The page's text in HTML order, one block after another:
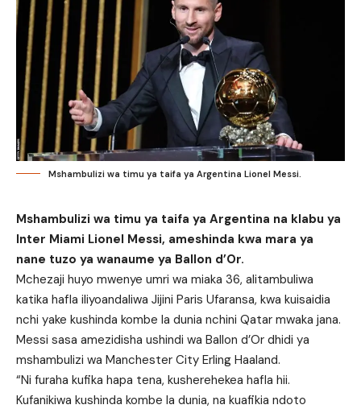
Mshambulizi wa timu ya taifa ya Argentina Lionel Messi.
Mshambulizi wa timu ya taifa ya Argentina na klabu ya
Inter Miami Lionel Messi, ameshinda kwa mara ya
nane tuzo ya wanaume ya Ballon d’Or.
Mchezaji huyo mwenye umri wa miaka 36, alitambuliwa
katika hafla iliyoandaliwa Jijini Paris Ufaransa, kwa kuisaidia
nchi yake kushinda kombe la dunia nchini Qatar mwaka jana.
Messi sasa amezidisha ushindi wa Ballon d’Or dhidi ya
mshambulizi wa Manchester City Erling Haaland.
“Ni furaha kufika hapa tena, kusherehekea hafla hii.
Kufanikiwa kushinda kombe la dunia, na kuafikia ndoto